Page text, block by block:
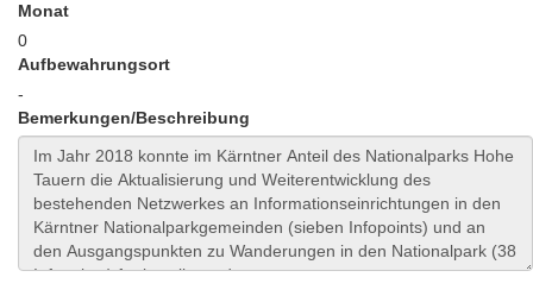
Monat
0
Aufbewahrungsort
-
Bemerkungen/Beschreibung